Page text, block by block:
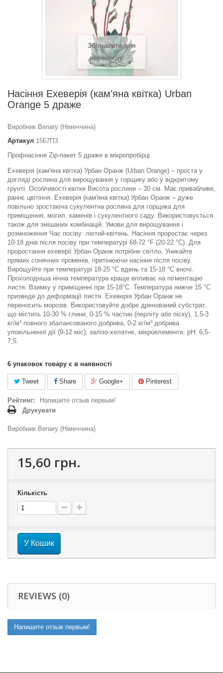
Збільшити для
перегляду
Насіння Ехеверія (кам'яна квітка) Urban
Orange 5 драже
Виробник Benary (Німеччина)
Артикул 1567ПЗ
Профнасіння Zip-пакет 5 драже в мікропробірці.
Ехеверія (кам'яна квітка) Урбан Оранж (Urban Orange) – проста у
догляді рослина для вирощування у горщику або у відкритому
грунті. Особливості квітки Висота рослини – 30 см. Має привабливе,
раннє цвітіння. Ехеверія (кам'яна квітка) Урбан Оранж – дуже
повільно зростаюча сукулентна рослина для горщика для
приміщення, могил, каменів і сукулентного саду. Використовується
також для змішаних комбінацій. Умови для вирощування і
розмноження Час посіву: лютий-квітень. Насіння проростає через
10-18 днів після посіву при температурі 68-72 °F (20-22 °C). Для
проростання ехеверії Урбан Оранж потрібне світло. Уникайте
прямих сонячних променів, притінюючи насіння після посіву.
Вирощуйте при температурі 18-25 °C вдень та 15-18 °C вночі.
Прохолодніша нічна температура краще впливає на пігментацію
листя. Взимку у приміщенні при 15-18°С. Температура нижче 15 °C
призведе до деформації листя. Ехеверія Урбан Оранж не
переносить морозів. Використовуйте добре дренований субстрат,
що містить 10-30 % глини, 0-15 % частин (перліту або піску), 1,5-3
кг/м³ повного збалансованого добрива, 0-2 кг/м³ добрива
уповільненої дії (9-12 міс), залізо-хелатне, мікроелементи, рН: 6,5-
7,5.
6 упаковок товару є в наявності
Tweet Share Google+ Pinterest
Рейтинг:
Напишите отзыв первым!
Друкувати
Виробник Benary (Німеччина)
15,60 грн.
Кількість
У Кошик
REVIEWS (0)
Напишите отзыв первым!